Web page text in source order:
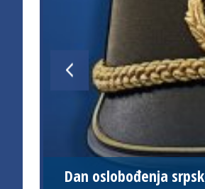
Dan oslobođenja